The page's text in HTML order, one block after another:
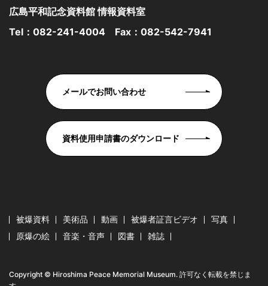
広島平和記念資料館 情報資料室
Tel： 082-241-4004 Fax：082-542-7941
メールでお問い合わせ
資料使用申請書のダウンロード
被爆資料 美術品 動画 被爆者証言ビデオ
写真
原爆の絵
音楽・音声 図書 雑誌
Copyright © Hiroshima Peace Memorial Museum. 許可なく転載を禁じま